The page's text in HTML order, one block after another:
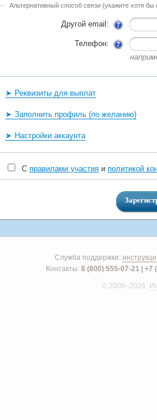
Альтернативный способ связи (укажите хотя бы
Другой email:
Телефон:
Реквизиты для выплат
Заполнить профиль (по желанию)
Настройки аккаунта
С правилами участия и политикой
Служба поддержки:
Контакты: 8 (800) 555-07-21 +7
© 2008–2026,